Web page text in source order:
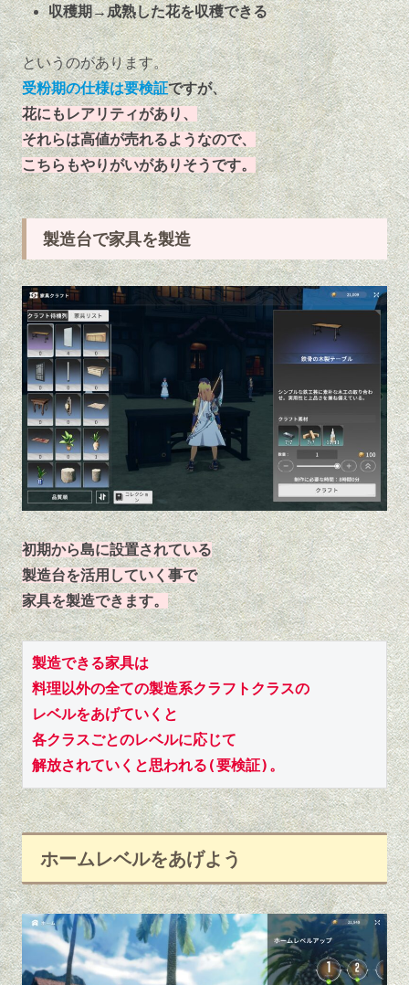
収穫期→成熟した花を収穫できる
というのがあります。
受粉期の仕様は要検証ですが、
花にもレアリティがあり、
それらは高値が売れるようなので、
こちらもやりがいがありそうです。
製造台で家具を製造
初期から島に設置されている
製造台を活用していく事で
家具を製造できます。
製造できる家具は
料理以外の全ての製造系クラフトクラスの
レベルをあげていくと
各クラスごとのレベルに応じて
解放されていくと思われる(要検証)。
ホームレベルをあげよう